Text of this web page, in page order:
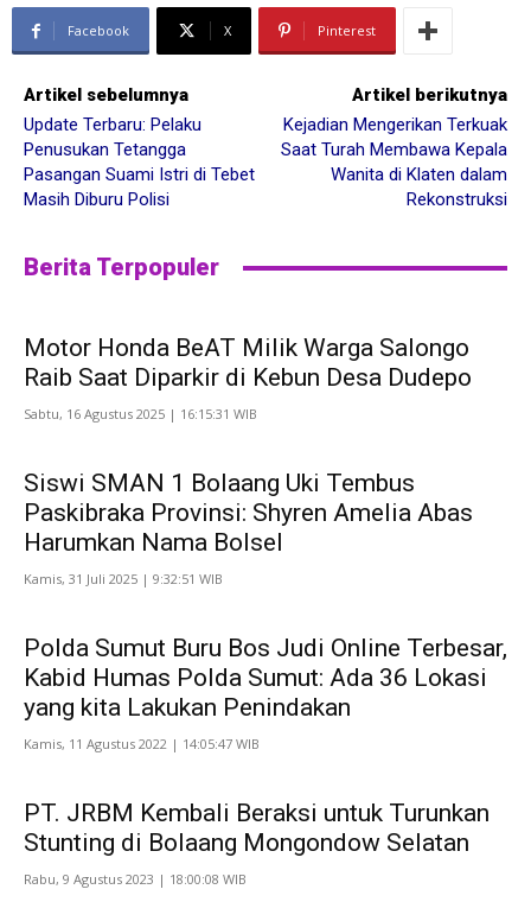
Facebook X Pinterest
Artikel sebelumnya
Update Terbaru: Pelaku
Penusukan Tetangga
Pasangan Suami Istri di Tebet
Masih Diburu Polisi
Artikel berikutnya
Kejadian Mengerikan Terkuak
Saat Turah Membawa Kepala
Wanita di Klaten dalam
Rekonstruksi
Berita Terpopuler
Motor Honda BeAT Milik Warga Salongo
Raib Saat Diparkir di Kebun Desa Dudepo
Sabtu, 16 Agustus 2025 | 16:15:31 WIB
Siswi SMAN 1 Bolaang Uki Tembus
Paskibraka Provinsi: Shyren Amelia Abas
Harumkan Nama Bolsel
Kamis, 31 Juli 2025 | 9:32:51 WIB
Polda Sumut Buru Bos Judi Online Terbesar,
Kabid Humas Polda Sumut: Ada 36 Lokasi
yang kita Lakukan Penindakan
Kamis, 11 Agustus 2022 | 14:05:47 WIB
PT. JRBM Kembali Beraksi untuk Turunkan
Stunting di Bolaang Mongondow Selatan
Rabu, 9 Agustus 2023 | 18:00:08 WIB